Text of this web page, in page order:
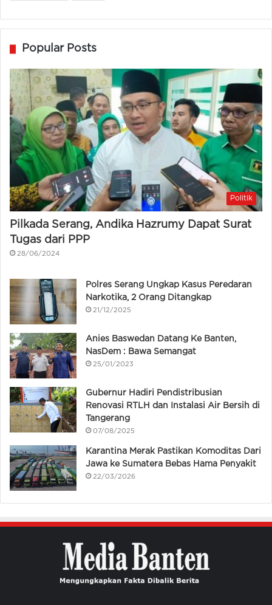
Popular Posts
Politik
Pilkada Serang, Andika Hazrumy Dapat Surat
Tugas dari PPP
28/06/2024
Polres Serang Ungkap Kasus Peredaran
Narkotika, 2 Orang Ditangkap
21/12/2025
Anies Baswedan Datang Ke Banten,
NasDem : Bawa Semangat
25/01/2023
Gubernur Hadiri Pendistribusian
Renovasi RTLH dan Instalasi Air Bersih di
Tangerang
07/08/2025
Karantina Merak Pastikan Komoditas Dari
Jawa ke Sumatera Bebas Hama Penyakit
22/03/2026